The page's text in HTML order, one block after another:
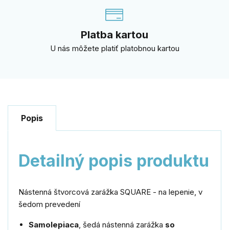
Platba kartou
U nás môžete platiť platobnou kartou
Popis
Detailný popis produktu
Nástenná štvorcová zarážka SQUARE - na lepenie, v
šedom prevedení
Samolepiaca, šedá nástenná zarážka so